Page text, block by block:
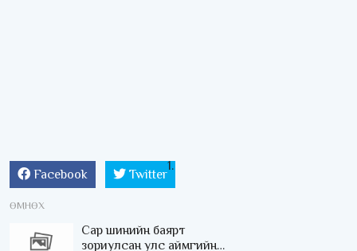
Facebook Twitter
ӨМНӨХ
Сар шинийн баярт
зориулсан улс аймгийн